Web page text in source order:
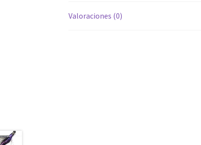
Valoraciones (0)